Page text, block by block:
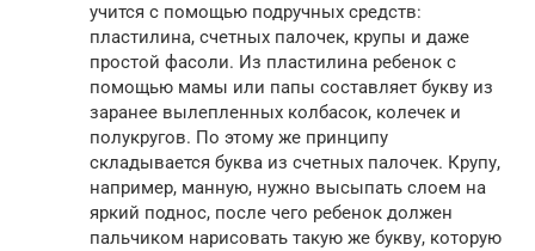
учится с помощью подручных средств:
пластилина, счетных палочек, крупы и даже
простой фасоли. Из пластилина ребенок с
помощью мамы или папы составляет букву из
заранее вылепленных колбасок, колечек и
полукругов. По этому же принципу
складывается буква из счетных палочек. Крупу,
например, манную, нужно высыпать слоем на
яркий поднос, после чего ребенок должен
пальчиком нарисовать такую же букву, которую